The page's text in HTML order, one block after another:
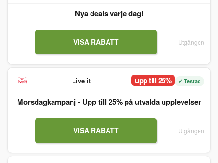
Nya deals varje dag!
VISA RABATT Utgången
Live it upp till 25% ✓ Testad
Morsdagkampanj - Upp till 25% på utvalda upplevelser
VISA RABATT Utgången